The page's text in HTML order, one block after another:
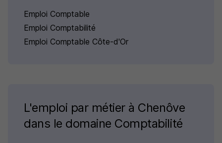
Emploi Comptable
Emploi Comptabilité
Emploi Comptable Côte-d'Or
L'emploi par métier à Chenôve
dans le domaine Comptabilité